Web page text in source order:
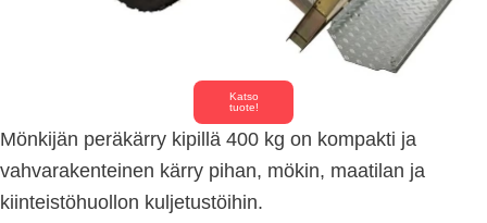
Katso
tuote!
Mönkijän peräkärry kipillä 400 kg on kompakti ja
vahvarakenteinen kärry pihan, mökin, maatilan ja
kiinteistöhuollon kuljetustöihin.